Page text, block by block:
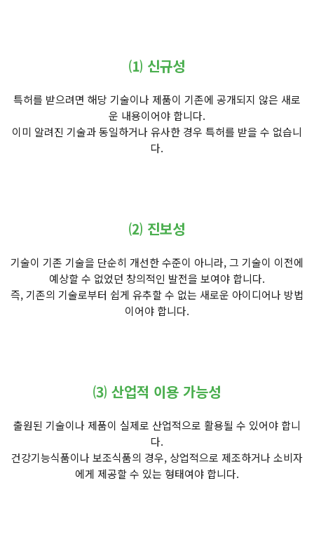
⑴ 신규성
특허를 받으려면 해당 기술이나 제품이 기존에 공개되지 않은 새로
운 내용이어야 합니다.
이미 알려진 기술과 동일하거나 유사한 경우 특허를 받을 수 없습니
다.
⑵ 진보성
기술이 기존 기술을 단순히 개선한 수준이 아니라, 그 기술이 이전에
예상할 수 없었던 창의적인 발전을 보여야 합니다.
즉, 기존의 기술로부터 쉽게 유추할 수 없는 새로운 아이디어나 방법
이어야 합니다.
⑶ 산업적 이용 가능성
출원된 기술이나 제품이 실제로 산업적으로 활용될 수 있어야 합니
다.
건강기능식품이나 보조식품의 경우, 상업적으로 제조하거나 소비자
에게 제공할 수 있는 형태여야 합니다.